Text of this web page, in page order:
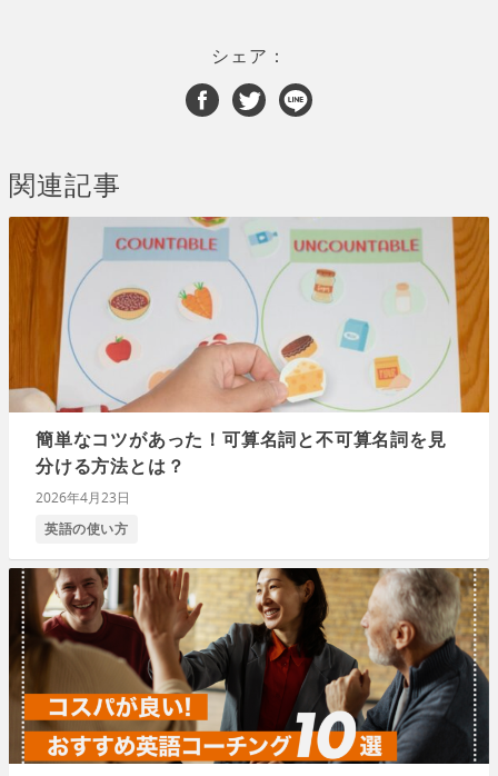
シェア：
関連記事
簡単なコツがあった！可算名詞と不可算名詞を見
分ける方法とは？
2026年4月23日
英語の使い方